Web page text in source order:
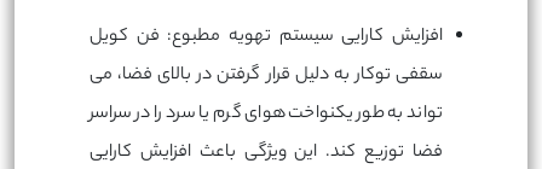
افزایش کارایی سیستم تهویه مطبوع: فن کویل
سقفی توکار به دلیل قرار گرفتن در بالای فضا، می
تواند به طور یکنواخت هوای گرم یا سرد را در سراسر
فضا توزیع کند. این ویژگی باعث افزایش کارایی